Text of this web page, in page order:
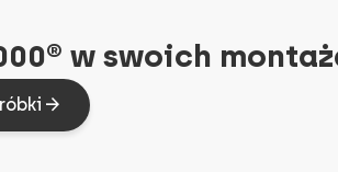
w swoich